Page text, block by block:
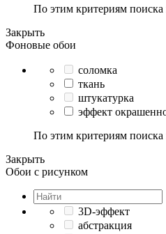
По этим критериям поиска
Закрыть
Фоновые обои
соломка
ткань
штукатурка
эффект
По этим критериям поиска
Закрыть
Обои с рисунком
3D-эффект
абстракция